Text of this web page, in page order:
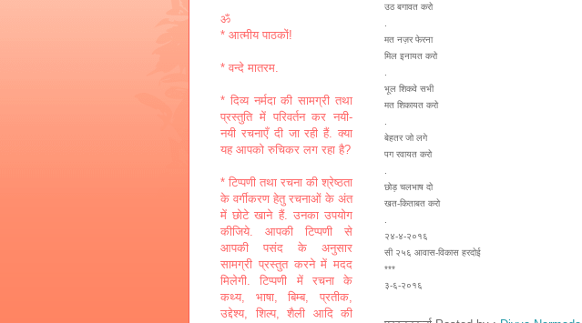
उठ बगावत करो
मत नज़र फेरना
मिल इनायत करो
भूल शिकवे सभी
मत शिकायत करो
बेहतर जो लगे
पग रवायत करो
छोड़ चलभाष दो
खत-किताबत करो
२४-४-२०१६
सी २५६ आवास-विकास हरदोई
***
३-६-२०१६
ॐ
* आत्मीय पाठकों!
* वन्दे मातरम.
* दिव्य नर्मदा की सामग्री तथा
प्रस्तुति में परिवर्तन कर नयी-
नयी रचनाएँ दी जा रही हैं. क्या
यह आपको रुचिकर लग रहा है?
* टिप्पणी तथा रचना की श्रेष्ठता
के वर्गीकरण हेतु रचनाओं के अंत
में छोटे खाने हैं. उनका उपयोग
कीजिये. आपकी टिप्पणी से
आपकी पसंद के अनुसार
सामग्री प्रस्तुत करने में मदद
मिलेगी. टिप्पणी में रचना के
कथ्य, भाषा, बिम्ब, प्रतीक,
उद्देश्य, शिल्प, शैली आदि की